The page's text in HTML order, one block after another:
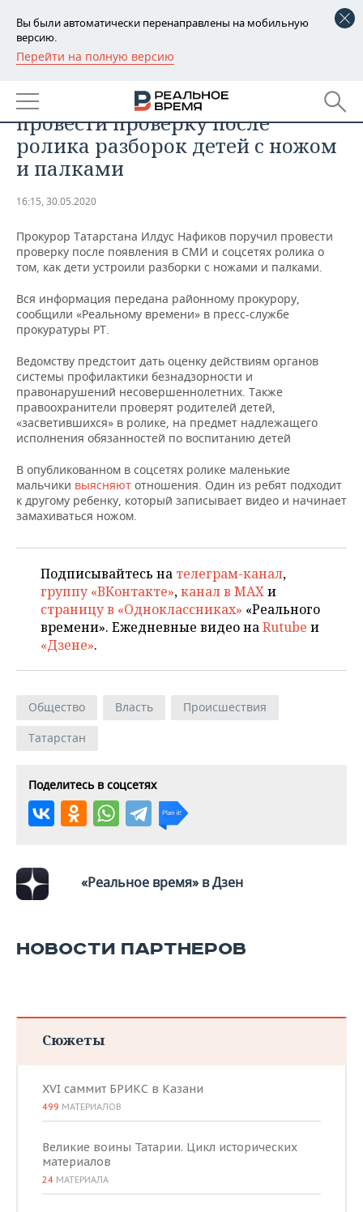
Вы были автоматически перенаправлены на мобильную
версию.
Перейти на полную версию
РЕГИОНЫ
БАШКОРТОСТАН
ТАТАРСТАН
УДМУРТИЯ
НОВОСТИ
АНАЛИТИКА
НОВОСТИ АНАЛИТИКИ
ДЕКЛАРАЦИИ О ДОХОДАХ
КОРОЛИ ГОСЗАКАЗА ПФО
КОМУ ПРИНАДЛЕЖАТ
ТОРГОВЫЕ ЦЕНТРЫ
ЭКОНОМИКА
НОВОСТИ ЭКОНОМИКИ
ФИНАНСЫ
БЮДЖЕТ
ИНВЕСТИЦИИ
ПРОМЫШЛЕННОСТЬ
НОВОСТИ
ПРОМЫШЛЕННОСТИ
АГРОПРОМ
МАШИНОСТРОЕНИЕ
НЕФТЕХИМИЯ
НЕФТЬ
ОПК
ЭНЕРГЕТИКА
НЕДВИЖИМОСТЬ
НОВОСТИ АВТО
БИЗНЕС
НОВОСТИ БИЗНЕСА
РОЗНИЧНАЯ ТОРГОВЛЯ
ТРАНСПОРТ
УСЛУГИ
ТЕХНОЛОГИИ
НОВОСТИ ТЕХНОЛОГИЙ
IT
МЕДИА
ТЕЛЕКОММУНИКАЦИИ
МЕРОПРИЯТИЯ
НОВОСТИ МЕРОПРИЯТИЙ
ВЫЕЗДНАЯ РЕДАКЦИЯ
БИЗНЕС-БРАНЧИ
ОТКРЫТАЯ ЛЕКЦИЯ
СПОРТ
НОВОСТИ СПОРТА
ФУТБОЛ
БАСКЕТБОЛ
ВОЛЕЙБОЛ
КИБЕРСПОРТ
ОБЩЕСТВО
НОВОСТИ ОБЩЕСТВА
ИНФРАСТРУКТУРА
ИСТОРИЯ
КУЛЬТУРА
ФОТОГАЛЕРЕЯ
СПРАВОЧНИК
СПИСОК ПЕРСОН
СПИСОК КОМПАНИЙ
ПОЛНАЯ ВЕРСИЯ
Прокурор Татарстана поручил
провести проверку после
ролика разборок детей с ножом
и палками
16:15, 30.05.2020
Прокурор Татарстана Илдус Нафиков поручил провести
проверку после появления в СМИ и соцсетях ролика о
том, как дети устроили разборки с ножами и палками.
Вся информация передана районному прокурору,
сообщили «Реальному времени» в пресс-службе
прокуратуры РТ.
Ведомству предстоит дать оценку действиям органов
системы профилактики безнадзорности и
правонарушений несовершеннолетних. Также
правоохранители проверят родителей детей,
«засветившихся» в ролике, на предмет надлежащего
исполнения обязанностей по воспитанию детей
В опубликованном в соцсетях ролике маленькие
мальчики выясняют отношения. Один из ребят подходит
к другому ребенку, который записывает видео и начинает
замахиваться ножом.
Подписывайтесь на телеграм-канал,
группу «ВКонтакте»,канал в MAXи
страницу в «Одноклассниках» «Реального
времени». Ежедневные видео наRutube и
«Дзене».
Общество Власть
Происшествия
Татарстан
Поделитесь в соцсетях
«Реальное время» в Дзен
НОВОСТИ ПАРТНЕРОВ
Сюжеты
XVI саммит БРИКС в Казани
499 МАТЕРИАЛОВ
Великие воины Татарии. Цикл исторических
материалов
24 МАТЕРИАЛА